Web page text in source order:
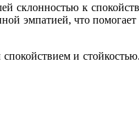
склонностью к
эмпатией, что
и стойкостью.